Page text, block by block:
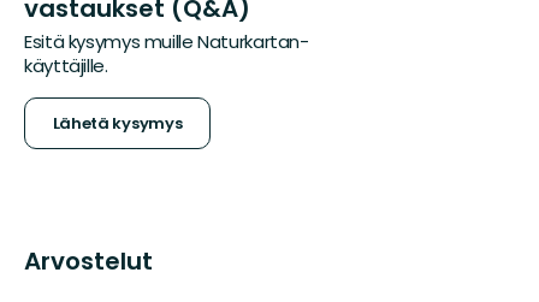
vastaukset (Q&A)
Esitä kysymys muille Naturkartan-
käyttäjille.
Lähetä kysymys
Arvostelut